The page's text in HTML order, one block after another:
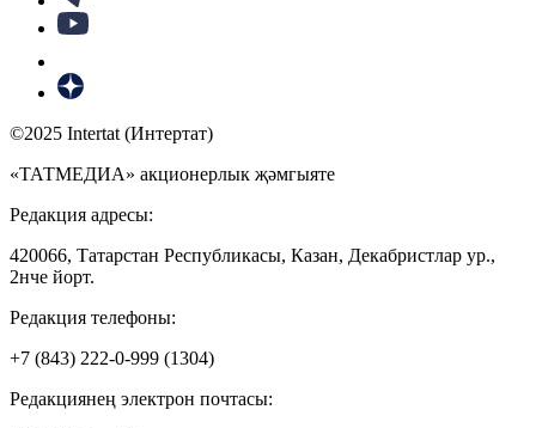
©2025 Intertat (Интертат)
«ТАТМЕДИА» акционерлык җәмгыяте
Редакция адресы:
420066, Татарстан Республикасы, Казан, Декабристлар ур.,
2нче йорт.
Редакция телефоны:
+7 (843) 222-0-999 (1304)
Редакциянең электрон почтасы: